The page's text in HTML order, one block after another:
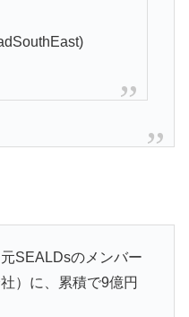
SEALDsのメンバー
）に、累積で9億円